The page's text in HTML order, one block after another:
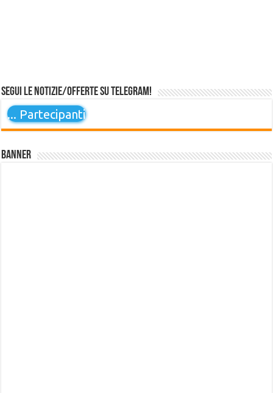
Segui le notizie/offerte su Telegram!
... Partecipanti
Banner